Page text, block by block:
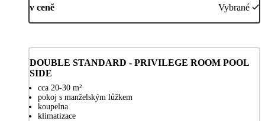
v ceně Vybrané
DOUBLE STANDARD - PRIVILEGE ROOM POOL
SIDE
cca 20-30 m²
pokoj s manželským lůžkem
koupelna
klimatizace